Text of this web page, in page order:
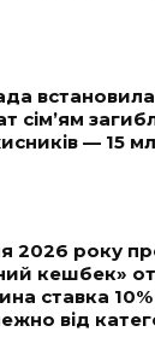
сім’ям
— 15
2026 року
кешбек»
ставка
від